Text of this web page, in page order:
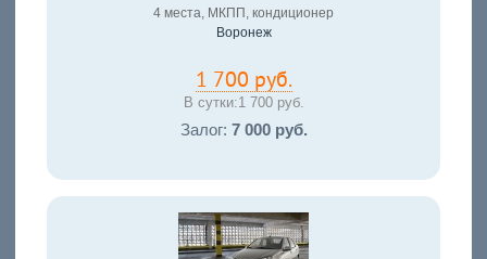
4 места, МКПП, кондиционер
Воронеж
1 700 руб.
В сутки:1 700 руб.
Залог: 7 000 руб.